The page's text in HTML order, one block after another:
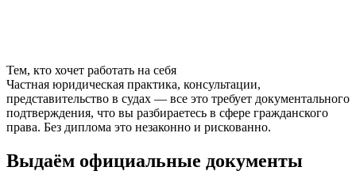
Тем, кто хочет работать на себя
Частная юридическая практика, консультации,
представительство в судах — все это требует документального
подтверждения, что вы разбираетесь в сфере гражданского
права. Без диплома это незаконно и рискованно.
Выдаём официальные документы